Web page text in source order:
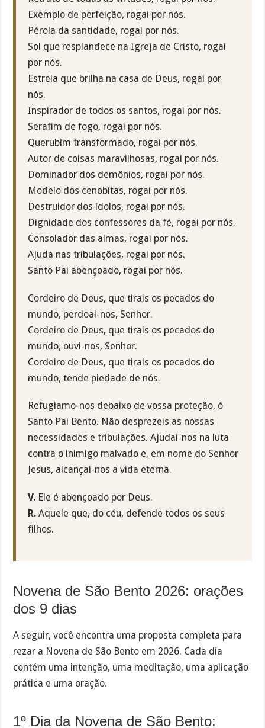
Exemplo de perfeição, rogai por nós.
Pérola da santidade, rogai por nós.
Sol que resplandece na Igreja de Cristo, rogai
por nós.
Estrela que brilha na casa de Deus, rogai por
nós.
Inspirador de todos os santos, rogai por nós.
Serafim de fogo, rogai por nós.
Querubim transformado, rogai por nós.
Autor de coisas maravilhosas, rogai por nós.
Dominador dos demônios, rogai por nós.
Modelo dos cenobitas, rogai por nós.
Destruidor dos ídolos, rogai por nós.
Dignidade dos confessores da fé, rogai por nós.
Consolador das almas, rogai por nós.
Ajuda nas tribulações, rogai por nós.
Santo Pai abençoado, rogai por nós.
Cordeiro de Deus, que tirais os pecados do
mundo, perdoai-nos, Senhor.
Cordeiro de Deus, que tirais os pecados do
mundo, ouvi-nos, Senhor.
Cordeiro de Deus, que tirais os pecados do
mundo, tende piedade de nós.
Refugiamo-nos debaixo de vossa proteção, ó
Santo Pai Bento. Não desprezeis as nossas
necessidades e tribulações. Ajudai-nos na luta
contra o inimigo malvado e, em nome do Senhor
Jesus, alcançai-nos a vida eterna.
V. Ele é abençoado por Deus.
R. Aquele que, do céu, defende todos os seus
filhos.
Novena de São Bento 2026: orações
dos 9 dias
A seguir, você encontra uma proposta completa para
rezar a Novena de São Bento em 2026. Cada dia
contém uma intenção, uma meditação, uma aplicação
prática e uma oração.
1º Dia da Novena de São Bento: